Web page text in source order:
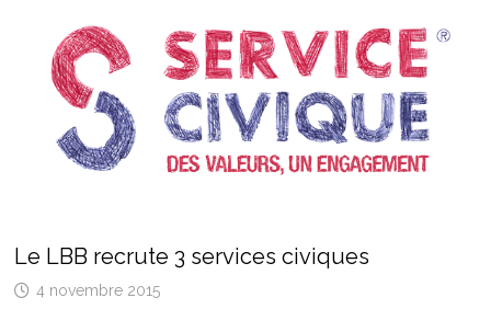
Le LBB recrute 3 services civiques
4 novembre 2015